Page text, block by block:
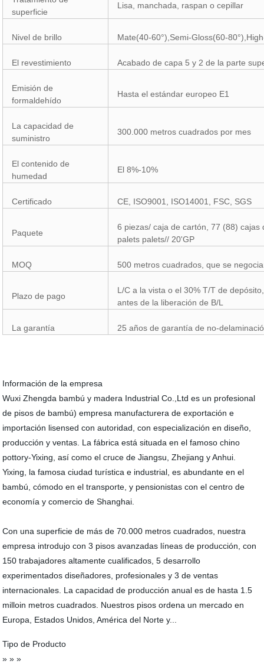
superficie
Lisa, manchada, raspan o cepillar
Nivel de brillo Mate(40-60°),Semi-Gloss(60-
El revestimiento Acabado de capa 5 y 2 de la parte
Emisión de
formaldehído
Hasta el estándar europeo E1
La capacidad de
suministro
300.000 metros cuadrados por mes
El contenido de
humedad
El 8%-10%
Certificado CE, ISO9001, ISO14001, FSC, SGS
Paquete
6 piezas/ caja de cartón, 77 (88) cajas
palets palets// 20'GP
MOQ 500 metros cuadrados, que se
Plazo de pago
L/C a la vista o el 30% T/T de
antes de la liberación de B/L
La garantía 25 años de garantía de no-
Información de la empresa
Wuxi Zhengda bambú y madera Industrial Co.,Ltd es un profesional
de pisos de bambú) empresa manufacturera de exportación e
importación lisensed con autoridad, con especialización en diseño,
producción y ventas. La fábrica está situada en el famoso chino
pottory-Yixing, así como el cruce de Jiangsu, Zhejiang y Anhui.
Yixing, la famosa ciudad turística e industrial, es abundante en el
bambú, cómodo en el transporte, y pensionistas con el centro de
economía y comercio de Shanghai.
Con una superficie de más de 70.000 metros cuadrados, nuestra
empresa introdujo con 3 pisos avanzadas líneas de producción, con
150 trabajadores altamente cualificados, 5 desarrollo
experimentados diseñadores, profesionales y 3 de ventas
internacionales. La capacidad de producción anual es de hasta 1.5
milloin metros cuadrados. Nuestros pisos ordena un mercado en
Europa, Estados Unidos, América del Norte y...
Tipo de Producto
» » »